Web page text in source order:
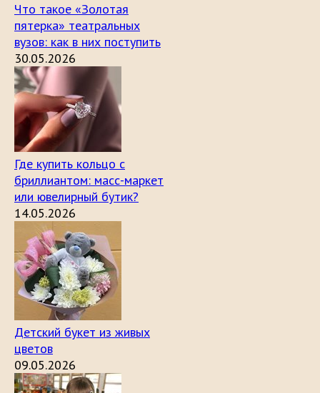
Что такое «Золотая
пятерка» театральных
вузов: как в них поступить
30.05.2026
Где купить кольцо с
бриллиантом: масс-маркет
или ювелирный бутик?
14.05.2026
Детский букет из живых
цветов
09.05.2026